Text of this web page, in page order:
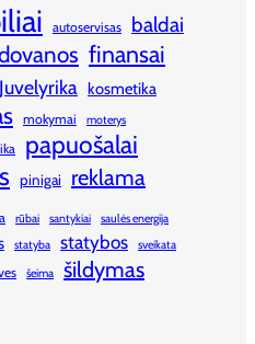
autoservisas baldai
finansai
Juvelyrika kosmetika
mokymai moterys
papuošalai
pinigai reklama
rūbai santykiai saulės energija
statyba statybos sveikata
šeima šildymas